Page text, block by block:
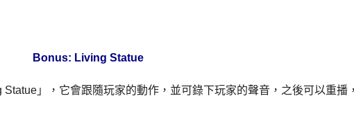
Bonus: Living Statue
」，它會跟隨玩家的動作，並可錄下玩家的聲音，之後可以重播